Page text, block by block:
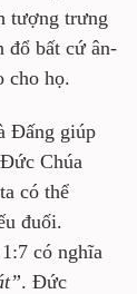
tượng trưng
đổ bất cứ ân-
cho họ.
Đấng giúp
Chúa
có thể
đuối.
có nghĩa
. Đức